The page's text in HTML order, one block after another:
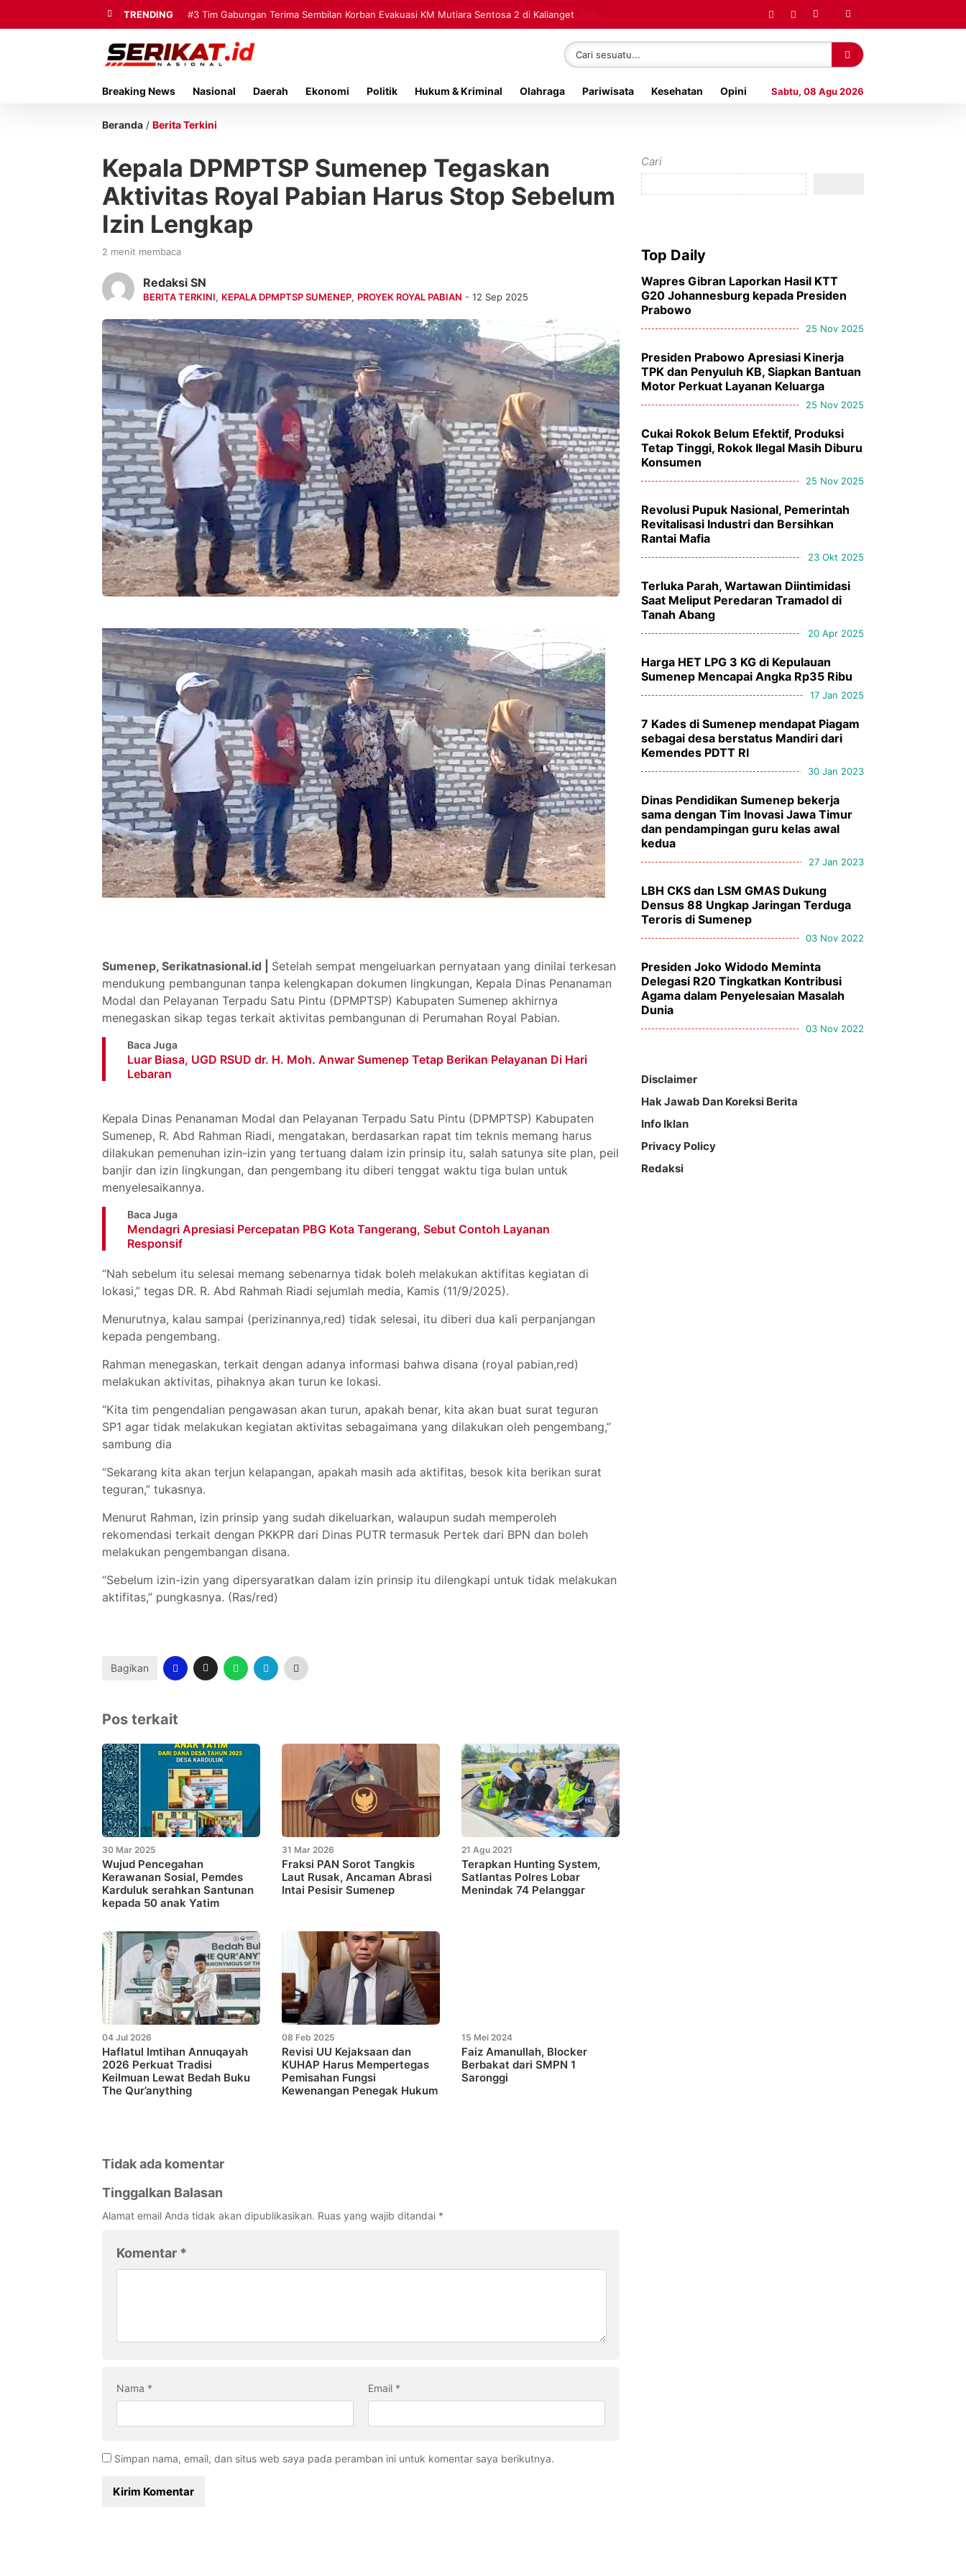
TRENDING #3 Tim Gabungan Terima Sembilan Korban Evakuasi KM Mutiara Sentosa 2 di Kalianget
Breaking News Nasional Daerah Ekonomi Politik Hukum & Kriminal Olahraga Pariwisata Kesehatan Opini Sabtu, 08 Agu 2026
Beranda / Berita Terkini
Kepala DPMPTSP Sumenep Tegaskan
Aktivitas Royal Pabian Harus Stop Sebelum
Izin Lengkap
2 menit membaca
Redaksi SN
BERITA TERKINI, KEPALA DPMPTSP SUMENEP, PROYEK ROYAL PABIAN - 12 Sep 2025
Sumenep, Serikatnasional.id | Setelah sempat mengeluarkan pernyataan yang dinilai terkesan
mendukung pembangunan tanpa kelengkapan dokumen lingkungan, Kepala Dinas Penanaman
Modal dan Pelayanan Terpadu Satu Pintu (DPMPTSP) Kabupaten Sumenep akhirnya
menegaskan sikap tegas terkait aktivitas pembangunan di Perumahan Royal Pabian.
Baca Juga
Luar Biasa, UGD RSUD dr. H. Moh. Anwar Sumenep Tetap Berikan Pelayanan Di Hari
Lebaran
Kepala Dinas Penanaman Modal dan Pelayanan Terpadu Satu Pintu (DPMPTSP) Kabupaten
Sumenep, R. Abd Rahman Riadi, mengatakan, berdasarkan rapat tim teknis memang harus
dilakukan pemenuhan izin-izin yang tertuang dalam izin prinsip itu, salah satunya site plan, peil
banjir dan izin lingkungan, dan pengembang itu diberi tenggat waktu tiga bulan untuk
menyelesaikannya.
Baca Juga
Mendagri Apresiasi Percepatan PBG Kota Tangerang, Sebut Contoh Layanan
Responsif
“Nah sebelum itu selesai memang sebenarnya tidak boleh melakukan aktifitas kegiatan di
lokasi,” tegas DR. R. Abd Rahmah Riadi sejumlah media, Kamis (11/9/2025).
Menurutnya, kalau sampai (perizinannya,red) tidak selesai, itu diberi dua kali perpanjangan
kepada pengembang.
Rahman menegaskan, terkait dengan adanya informasi bahwa disana (royal pabian,red)
melakukan aktivitas, pihaknya akan turun ke lokasi.
“Kita tim pengendalian pengawasan akan turun, apakah benar, kita akan buat surat teguran
SP1 agar tidak melakukan kegiatan aktivitas sebagaimana yang dilakukan oleh pengembang,”
sambung dia
“Sekarang kita akan terjun kelapangan, apakah masih ada aktifitas, besok kita berikan surat
teguran,” tukasnya.
Menurut Rahman, izin prinsip yang sudah dikeluarkan, walaupun sudah memperoleh
rekomendasi terkait dengan PKKPR dari Dinas PUTR termasuk Pertek dari BPN dan boleh
melakukan pengembangan disana.
“Sebelum izin-izin yang dipersyaratkan dalam izin prinsip itu dilengkapi untuk tidak melakukan
aktifitas,” pungkasnya. (Ras/red)
Bagikan
Pos terkait
30 Mar 2025
Wujud Pencegahan
Kerawanan Sosial, Pemdes
Karduluk serahkan Santunan
kepada 50 anak Yatim
31 Mar 2026
Fraksi PAN Sorot Tangkis
Laut Rusak, Ancaman Abrasi
Intai Pesisir Sumenep
21 Agu 2021
Terapkan Hunting System,
Satlantas Polres Lobar
Menindak 74 Pelanggar
04 Jul 2026
Haflatul Imtihan Annuqayah
2026 Perkuat Tradisi
Keilmuan Lewat Bedah Buku
The Qur’anything
08 Feb 2025
Revisi UU Kejaksaan dan
KUHAP Harus Mempertegas
Pemisahan Fungsi
Kewenangan Penegak Hukum
15 Mei 2024
Faiz Amanullah, Blocker
Berbakat dari SMPN 1
Saronggi
Tidak ada komentar
Tinggalkan Balasan
Alamat email Anda tidak akan dipublikasikan. Ruas yang wajib ditandai *
Komentar *
Nama * Email *
Simpan nama, email, dan situs web saya pada peramban ini untuk komentar saya berikutnya.
Cari
Top Daily
Wapres Gibran Laporkan Hasil KTT
G20 Johannesburg kepada Presiden
Prabowo
25 Nov 2025
Presiden Prabowo Apresiasi Kinerja
TPK dan Penyuluh KB, Siapkan Bantuan
Motor Perkuat Layanan Keluarga
25 Nov 2025
Cukai Rokok Belum Efektif, Produksi
Tetap Tinggi, Rokok Ilegal Masih Diburu
Konsumen
25 Nov 2025
Revolusi Pupuk Nasional, Pemerintah
Revitalisasi Industri dan Bersihkan
Rantai Mafia
23 Okt 2025
Terluka Parah, Wartawan Diintimidasi
Saat Meliput Peredaran Tramadol di
Tanah Abang
20 Apr 2025
Harga HET LPG 3 KG di Kepulauan
Sumenep Mencapai Angka Rp35 Ribu
17 Jan 2025
7 Kades di Sumenep mendapat Piagam
sebagai desa berstatus Mandiri dari
Kemendes PDTT RI
30 Jan 2023
Dinas Pendidikan Sumenep bekerja
sama dengan Tim Inovasi Jawa Timur
dan pendampingan guru kelas awal
kedua
27 Jan 2023
LBH CKS dan LSM GMAS Dukung
Densus 88 Ungkap Jaringan Terduga
Teroris di Sumenep
03 Nov 2022
Presiden Joko Widodo Meminta
Delegasi R20 Tingkatkan Kontribusi
Agama dalam Penyelesaian Masalah
Dunia
03 Nov 2022
Disclaimer
Hak Jawab Dan Koreksi Berita
Info Iklan
Privacy Policy
Redaksi